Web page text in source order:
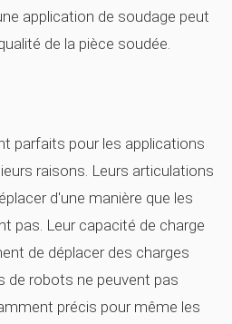
application de soudage peut
de la pièce soudée.
parfaits pour les applications
raisons. Leurs articulations
d'une manière que les
pas. Leur capacité de charge
de déplacer des charges
de robots ne peuvent pas
précis pour même les